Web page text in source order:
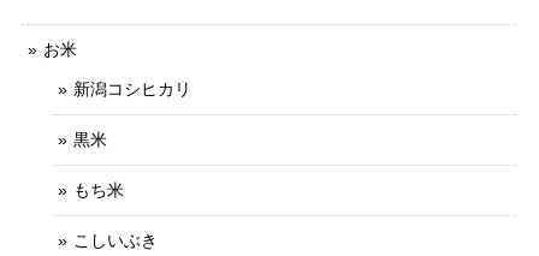
お米
新潟コシヒカリ
黒米
もち米
こしいぶき